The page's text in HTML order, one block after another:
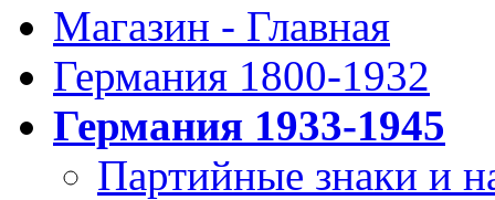
Магазин - Главная
Германия 1800-1932
Германия 1933-1945
Партийные знаки и